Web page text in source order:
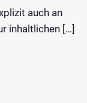
auch an
inhaltlichen […]